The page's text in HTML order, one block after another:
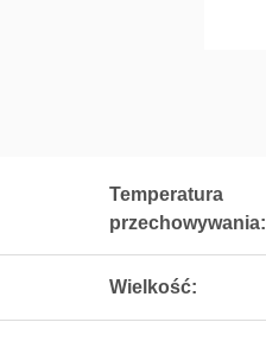
Temperatura
przechowywania:
Wielkość: